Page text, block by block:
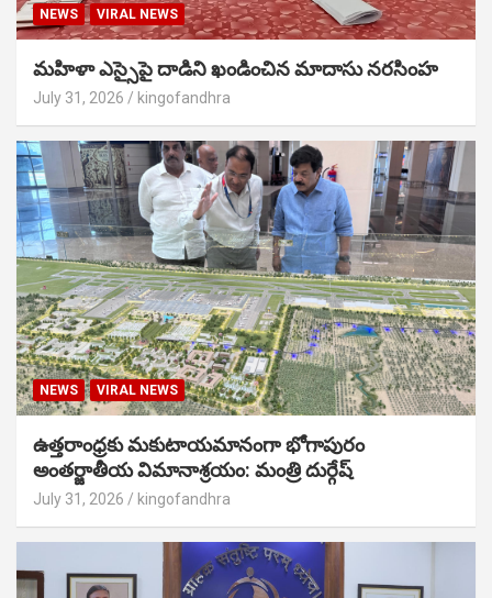
NEWS VIRAL NEWS
మహిళా ఎస్సైపై దాడిని ఖండించిన మాదాసు నరసింహ
July 31, 2026 kingofandhra
NEWS VIRAL NEWS
ఉత్తరాంధ్రకు మకుటాయమానంగా భోగాపురం
అంతర్జాతీయ విమానాశ్రయం: మంత్రి దుర్గేష్
July 31, 2026 kingofandhra